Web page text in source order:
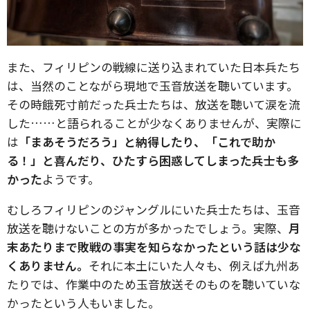
また、フィリピンの戦線に送り込まれていた日本兵たち
は、当然のことながら現地で玉音放送を聴いています。
その時餓死寸前だった兵士たちは、放送を聴いて涙を流
した……と語られることが少なくありませんが、実際に
は 「まあそうだろう」と納得したり、「これで助か
る！」と喜んだり、ひたすら困惑してしまった兵士も多
かったようです。
むしろフィリピンのジャングルにいた兵士たちは、玉音
放送を聴けないことの方が多かったでしょう。実際、 月
末あたりまで敗戦の事実を知らなかったという話は少な
くありません。 それに本土にいた人々も、例えば九州あ
たりでは、作業中のため玉音放送そのものを聴いていな
かったという人もいました。